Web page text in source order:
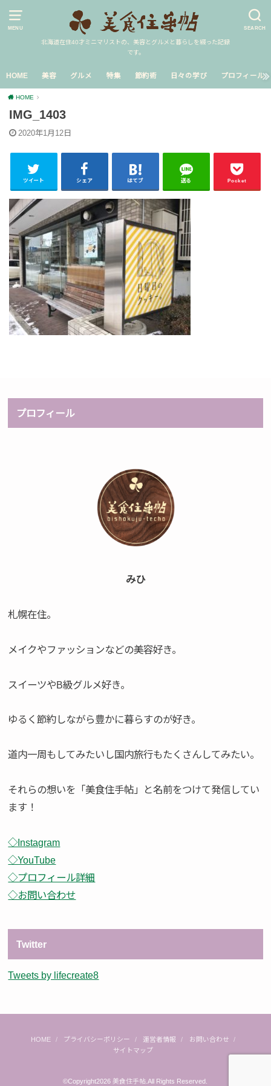
MENU SEARCH
北海道在住40才ミニマリストの、美容とグルメと暮らしを綴った記録
です。
HOME 美容 グルメ 特集 節約術 日々の学び プロフィール
HOME
IMG_1403
2020年1月12日
ツイート シェア はてブ 送る Pocket
プロフィール
みひ
札幌在住。
メイクやファッションなどの美容好き。
スイーツやB級グルメ好き。
ゆるく節約しながら豊かに暮らすのが好き。
道内一周もしてみたいし国内旅行もたくさんしてみたい。
それらの想いを「美食住手帖」と名前をつけて発信してい
ます！
◇Instagram
◇YouTube
◇プロフィール詳細
◇お問い合わせ
Twitter
Tweets by lifecreate8
HOME プライバシーポリシー 運営者情報
お問い合わせ
サイトマップ
©Copyright2026美食住手帖 .All Rights Reserved.